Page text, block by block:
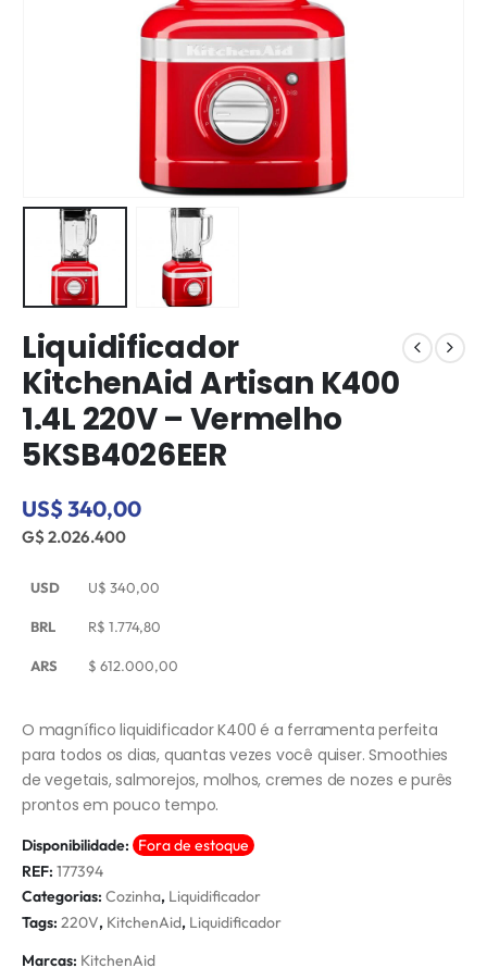
Liquidificador
KitchenAid Artisan K400
1.4L 220V – Vermelho
5KSB4026EER
US$ 340,00
G$ 2.026.400
USD U$ 340,00
BRL R$ 1.774,80
ARS $ 612.000,00
O magnífico liquidificador K400 é a ferramenta perfeita
para todos os dias, quantas vezes você quiser. Smoothies
de vegetais, salmorejos, molhos, cremes de nozes e purês
prontos em pouco tempo.
Disponibilidade: Fora de estoque
REF: 177394
Categorias: Cozinha, Liquidificador
Tags: 220V, KitchenAid, Liquidificador
Marcas: KitchenAid